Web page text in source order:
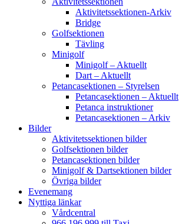
Aktivitetssektionen-Arkiv
Bridge
Golfsektionen
Tävling
Minigolf
Minigolf – Aktuellt
Dart – Aktuellt
Petancasektionen – Styrelsen
Petancasektionen – Aktuellt
Petanca instruktioner
Petancasektionen – Arkiv
Bilder
Aktivitetssektionen bilder
Golfsektionen bilder
Petancasektionen bilder
Minigolf & Dartsektionen bilder
Övriga bilder
Evenemang
Nyttiga länkar
Vårdcentral